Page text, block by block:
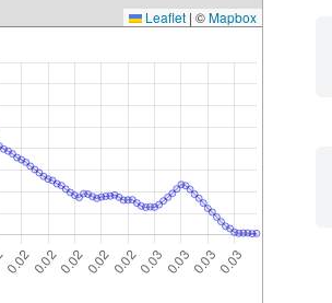
Leaflet | ©Mapbox